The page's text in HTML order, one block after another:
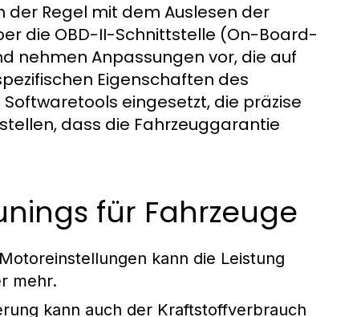
der Regel mit dem Auslesen der
die OBD-II-Schnittstelle (On-Board-
nehmen Anpassungen vor, die auf
Eigenschaften des
eingesetzt, die präzise
dass die Fahrzeuggarantie
für Fahrzeuge
kann die Leistung
mehr.
kann auch der Kraftstoffverbrauch